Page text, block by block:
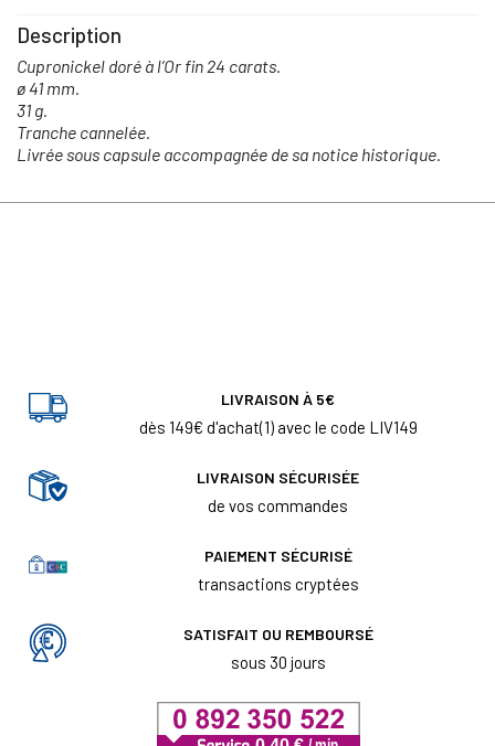
Description
Cupronickel doré à l’Or fin 24 carats.
ø 41 mm.
31 g.
Tranche cannelée.
Livrée sous capsule accompagnée de sa notice historique.
LIVRAISON À 5€
dès 149€ d'achat(1) avec le code LIV149
LIVRAISON SÉCURISÉE
de vos commandes
PAIEMENT SÉCURISÉ
transactions cryptées
SATISFAIT OU REMBOURSÉ
sous 30 jours